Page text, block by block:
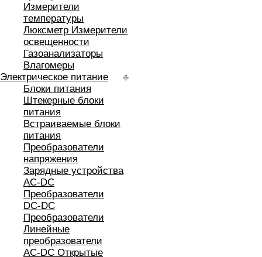
Измерители
температуры
Люксметр Измерители
освещенности
Газоанализаторы
Влагомеры
Электрическое питание
Блоки питания
Штекерные блоки
питания
Встраиваемые блоки
питания
Преобразователи
напряжения
Зарядные устройства
AC-DC
Преобразователи
DC-DC
Преобразователи
Линейные
преобразователи
AC-DC Открытые